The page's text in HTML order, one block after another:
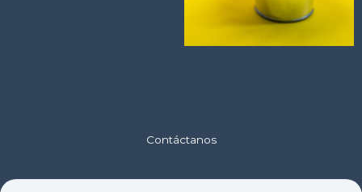
Contáctanos